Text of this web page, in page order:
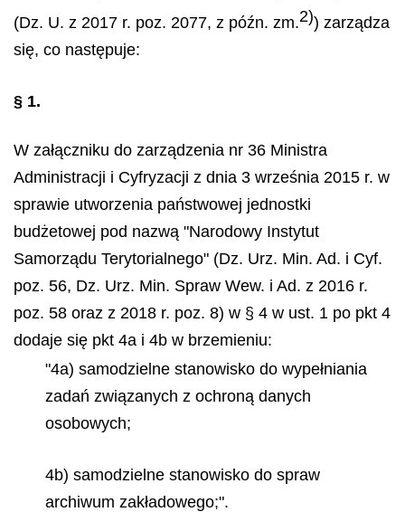
(Dz. U. z 2017 r. poz. 2077, z późn. zm.2)) zarządza
się, co następuje:
§ 1.
W załączniku do zarządzenia nr 36 Ministra
Administracji i Cyfryzacji z dnia 3 września 2015 r. w
sprawie utworzenia państwowej jednostki
budżetowej pod nazwą "Narodowy Instytut
Samorządu Terytorialnego" (Dz. Urz. Min. Ad. i Cyf.
poz. 56, Dz. Urz. Min. Spraw Wew. i Ad. z 2016 r.
poz. 58 oraz z 2018 r. poz. 8) w § 4 w ust. 1 po pkt 4
dodaje się pkt 4a i 4b w brzemieniu:
"4a) samodzielne stanowisko do wypełniania
zadań związanych z ochroną danych
osobowych;
4b) samodzielne stanowisko do spraw
archiwum zakładowego;".